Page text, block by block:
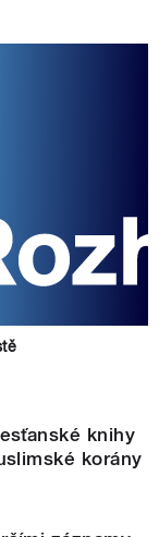
knihy
korány